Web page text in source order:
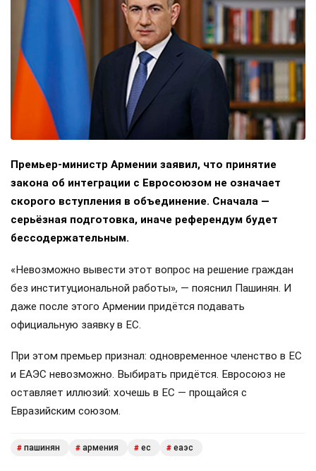
Премьер-министр Армении заявил, что принятие
закона об интеграции с Евросоюзом не означает
скорого вступления в объединение. Сначала —
серьёзная подготовка, иначе референдум будет
бессодержательным.
«Невозможно вывести этот вопрос на решение граждан
без институциональной работы», — пояснил Пашинян. И
даже после этого Армении придётся подавать
официальную заявку в ЕС.
При этом премьер признал: одновременное членство в ЕС
и ЕАЭС невозможно. Выбирать придётся. Евросоюз не
оставляет иллюзий: хочешь в ЕС — прощайся с
Евразийским союзом.
# пашинян # армения # ес # еаэс